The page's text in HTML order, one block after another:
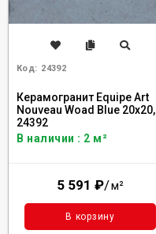
Код: 24392
Керамогранит Equipe Art
Nouveau Woad Blue 20x20,
24392
В наличии : 2 м²
5 591 ₽/м²
В корзину